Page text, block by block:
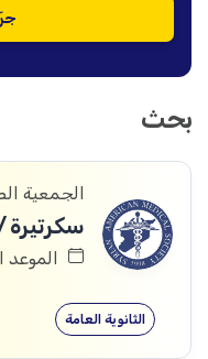
بحث
الجمعية
سكرتيرة
الموعد
الثانوية العامة